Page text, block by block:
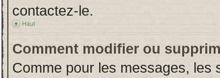
contactez-le.
Haut
Comment modifier ou
Comme pour les messages, les